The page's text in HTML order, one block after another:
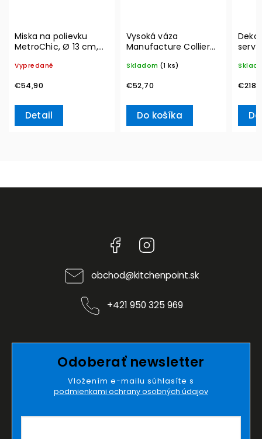
Miska na polievku
MetroChic, Ø 13 cm,
Boch
Vypredané
€54,90
Detail
Vysoká váza
Manufacture Collier
& Boch
Skladom (1 ks)
€52,70
Do košíka
Facebook
obchod@kitchenpoint.sk
+421 950 325 969
Odoberať newsletter
Vložením e-mailu súhlasíte s
podmienkami ochrany osobných údajov